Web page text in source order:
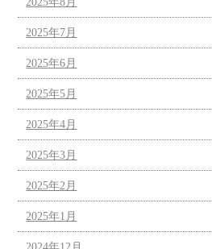
2025年7月
2025年6月
2025年5月
2025年4月
2025年3月
2025年2月
2025年1月